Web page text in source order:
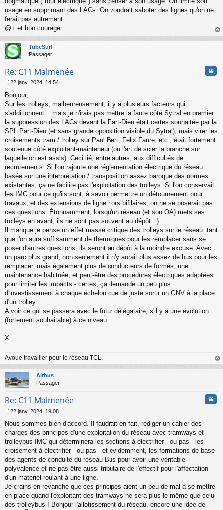
usage en supprimant des LACs. On voudrait saboter des lignes qu'on ne
ferait pas autrement.
@+ et bon courage.
au
TubeSurf
Passager
Re: C11 Malmenée
e
s
s
g
e
n
o
n
u
22 janv. 2024, 14:54
Bonjour,
Sur les trolleys, malheureusement, il y a plusieurs facteurs qui
s'additionnent... mais je n'irais pas mettre la faute côté Sytral en premier:
la suppression des LACs devant la Part-Dieu était certes souhaitée par la
SPL Part-Dieu (et sans grande opposition visible du Sytral), mais virer les
croisements tram / trolley sur Paul Bert, Felix Faure, etc., était fortement
soutenue côté exploitant-mainteneur (ou l'art de scier la branche sur
laquelle on est assis). Ceci lié, entre autres, aux difficultés de
recrutements. Si l'on rajoute une réglementation électrique du réseau
basée sur une interprétation / transposition assez baroque des normes
existantes, ça ne facilite pas l'exploitation des trolleys. Si l'on conservait
les IMC pour ce qu'ils sont, à savoir permettre un détournement pour
travaux, et des extensions de ligne hors bifilaires, on ne se poserait pas
ces questions. Étonnamment, lorsqu'un réseau (et son OA) mets ses
trolleys en avant, ils ne sont pas souvent au dépôt...)
Il manque je pense un effet masse critique des trolleys sur le réseau: tant
que l'on aura suffisamment de thermiques pour les remplacer sans se
poser d'autres questions, ils seront au dépôt à la moindre excuse. Avec
un parc plus grand, non seulement il n'y aurait plus assez de bus pour les
remplacer, mais également plus de conducteurs de formés, une
maintenance habituée, et peut-être des procédures électriques adaptées
pour limiter les impacts - certes, ça demande un peu plus
d'investissement à chaque échelon que de juste sortir un GNV à la place
d'un trolley.
A voir ce qui se passera avec le futur délégataire, s'il y a une évolution
(fortement souhaitable) à ce niveau.
X.
Avoue travailler pour le réseau TCL.
au
Airbus
Passager
Re: C11 Malmenée
e
s
s
g
e
n
o
n
u
22 janv. 2024, 19:08
Nous sommes bien d'accord. Il faudrait en fait, rédiger un cahier des
charges des principes d'une exploitation du réseau avec tramways et
trolleybus IMC qui déterminera les sections à électrifier - ou pas - les
croisement à électrifier - ou pas - et évidemment, les formations de base
des agents de conduite du réseau Bus pour avoir une véritable
polyvalence et ne pas être aussi tributaire de l'effectif pour l'affectation
d'un matériel roulant à une ligne.
Je crains en revanche que ces principes aient un peu de mal à se mettre
en place quand l'exploitant des tramways ne sera plus le même que celui
des trolleybus ! Bonjour l'allotissement du réseau, encore une idée de